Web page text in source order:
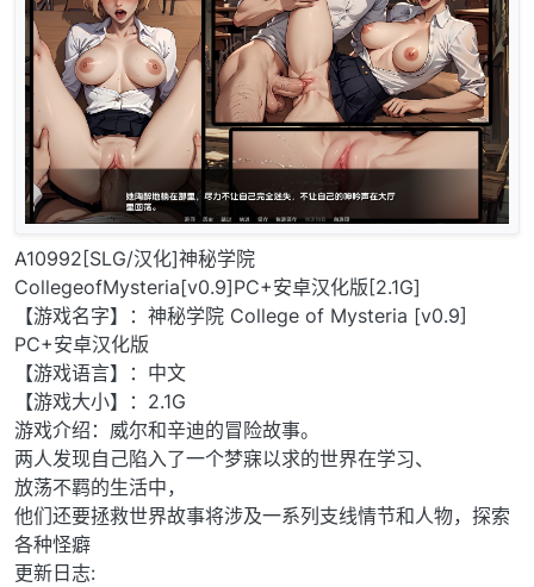
A10992[SLG/汉化]神秘学院
CollegeofMysteria[v0.9]PC+安卓汉化版[2.1G]
【游戏名字】：神秘学院 College of Mysteria [v0.9]
PC+安卓汉化版
【游戏语言】：中文
【游戏大小】：2.1G
游戏介绍：威尔和辛迪的冒险故事。
两人发现自己陷入了一个梦寐以求的世界在学习、
放荡不羁的生活中，
他们还要拯救世界故事将涉及一系列支线情节和人物，探索
各种怪癖
更新日志: